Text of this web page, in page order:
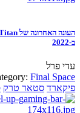
ב-2022
עדי פרל
Final Space
פיקארד סטאר טרק